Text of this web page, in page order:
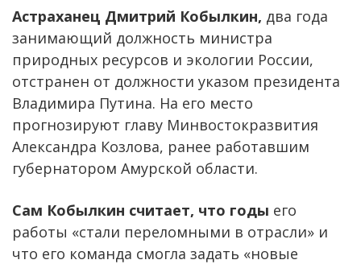
Астраханец Дмитрий Кобылкин, два года
занимающий должность министра
природных ресурсов и экологии России,
отстранен от должности указом президента
Владимира Путина. На его место
прогнозируют главу Минвостокразвития
Александра Козлова, ранее работавшим
губернатором Амурской области.
Сам Кобылкин считает, что годы его
работы «стали переломными в отрасли» и
что его команда смогла задать «новые